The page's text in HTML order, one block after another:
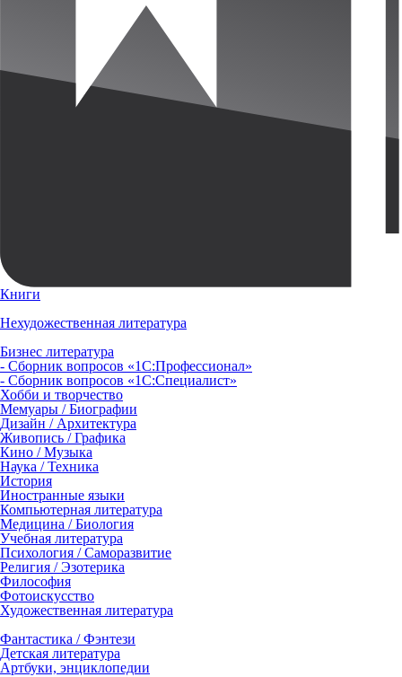
Книги
Нехудожественная литература
Бизнес литература
- Сборник вопросов «1С:Профессионал»
- Сборник вопросов «1С:Специалист»
Хобби и творчество
Мемуары / Биографии
Дизайн / Архитектура
Живопись / Графика
Кино / Музыка
Наука / Техника
История
Иностранные языки
Компьютерная литература
Медицина / Биология
Учебная литература
Психология / Саморазвитие
Религия / Эзотерика
Философия
Фотоискусство
Художественная литература
Фантастика / Фэнтези
Детская литература
Артбуки, энциклопедии